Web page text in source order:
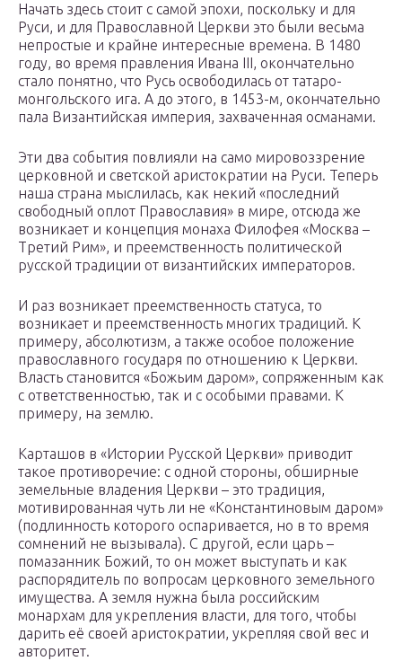
Начать здесь стоит с самой эпохи, поскольку и для
Руси, и для Православной Церкви это были весьма
непростые и крайне интересные времена. В 1480
году, во время правления Ивана III, окончательно
стало понятно, что Русь освободилась от татаро-
монгольского ига. А до этого, в 1453-м, окончательно
пала Византийская империя, захваченная османами.
Эти два события повлияли на само мировоззрение
церковной и светской аристократии на Руси. Теперь
наша страна мыслилась, как некий «последний
свободный оплот Православия» в мире, отсюда же
возникает и концепция монаха Филофея «Москва –
Третий Рим», и преемственность политической
русской традиции от византийских императоров.
И раз возникает преемственность статуса, то
возникает и преемственность многих традиций. К
примеру, абсолютизм, а также особое положение
православного государя по отношению к Церкви.
Власть становится «Божьим даром», сопряженным как
с ответственностью, так и с особыми правами. К
примеру, на землю.
Карташов в «Истории Русской Церкви» приводит
такое противоречие: с одной стороны, обширные
земельные владения Церкви – это традиция,
мотивированная чуть ли не «Константиновым даром»
(подлинность которого оспаривается, но в то время
сомнений не вызывала). С другой, если царь –
помазанник Божий, то он может выступать и как
распорядитель по вопросам церковного земельного
имущества. А земля нужна была российским
монархам для укрепления власти, для того, чтобы
дарить её своей аристократии, укрепляя свой вес и
авторитет.